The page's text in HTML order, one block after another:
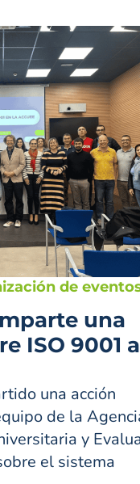
de
una
ISO 9001
una acción
de la
y
el sistema